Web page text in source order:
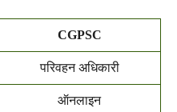
CGPSC
परिवहन अधिकारी
ऑनलाइन